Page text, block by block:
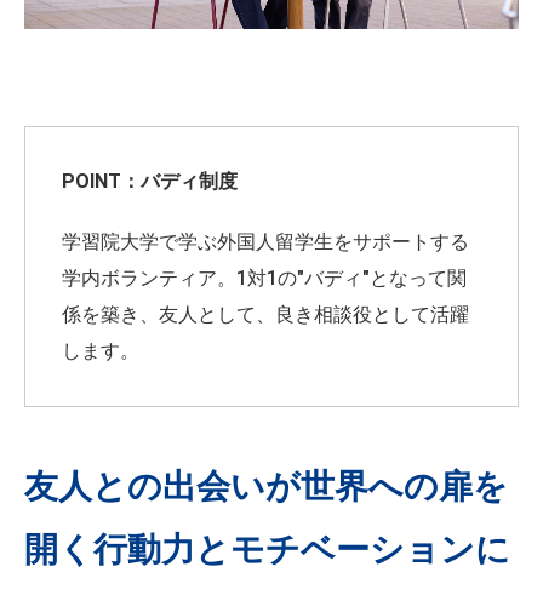
POINT：バディ制度
学習院大学で学ぶ外国人留学生をサポートする
学内ボランティア。1対1の"バディ"となって関
係を築き、友人として、良き相談役として活躍
します。
友人との出会いが世界への扉を
開く行動力とモチベーションに